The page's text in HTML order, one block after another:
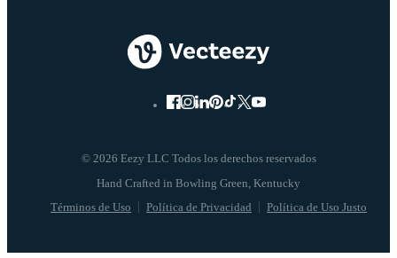
© 2026 Eezy LLC Todos los derechos reservados
Términos de Uso Política de Privacidad Política de Uso Justo